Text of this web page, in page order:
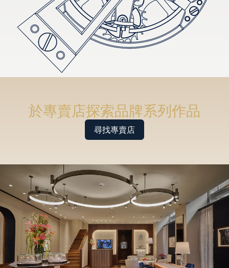
於專賣店探索品牌系列作品
尋找專賣店